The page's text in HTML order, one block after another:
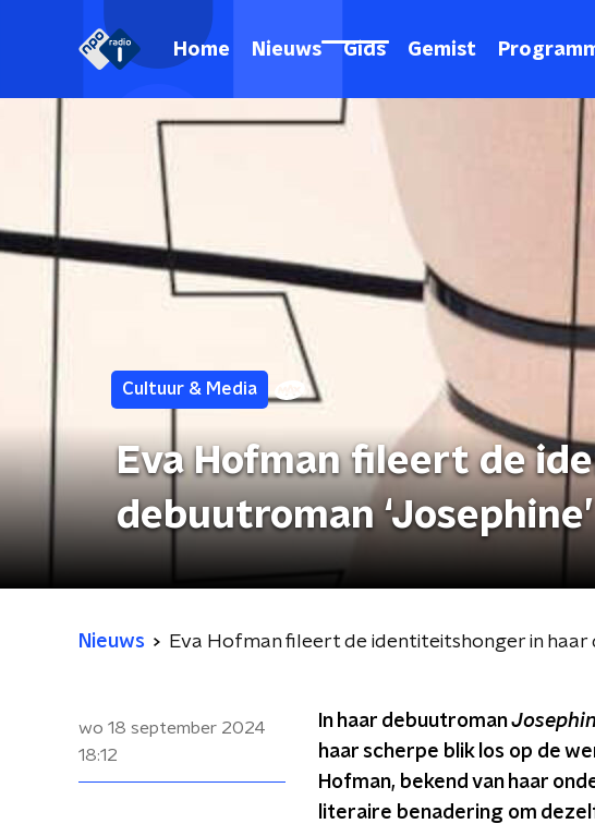
Home Nieuws Gids Gemist
Cultuur & Media
Eva Hofman fileert de
debuutroman ‘Josephine’
Nieuws Eva Hofman fileert de identiteitshonger in haar
wo 18 september 2024
18:12
In haar debuutroman
haar scherpe blik los op de
Hofman, bekend van haar
literaire benadering om